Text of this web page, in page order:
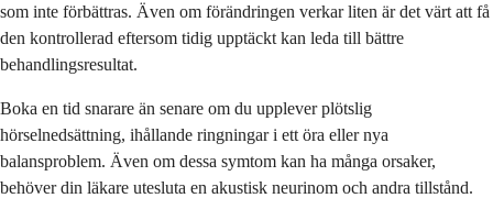
som inte förbättras. Även om förändringen verkar liten är det värt att få
den kontrollerad eftersom tidig upptäckt kan leda till bättre
behandlingsresultat.
Boka en tid snarare än senare om du upplever plötslig
hörselnedsättning, ihållande ringningar i ett öra eller nya
balansproblem. Även om dessa symtom kan ha många orsaker,
behöver din läkare utesluta en akustisk neurinom och andra tillstånd.